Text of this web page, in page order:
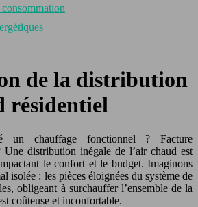
de la distribution
résidentiel
un chauffage fonctionnel ? Facture
Une distribution inégale de l’air chaud est
le confort et le budget. Imaginons
isolée : les pièces éloignées du système de
obligeant à surchauffer l’ensemble de la
coûteuse et inconfortable.